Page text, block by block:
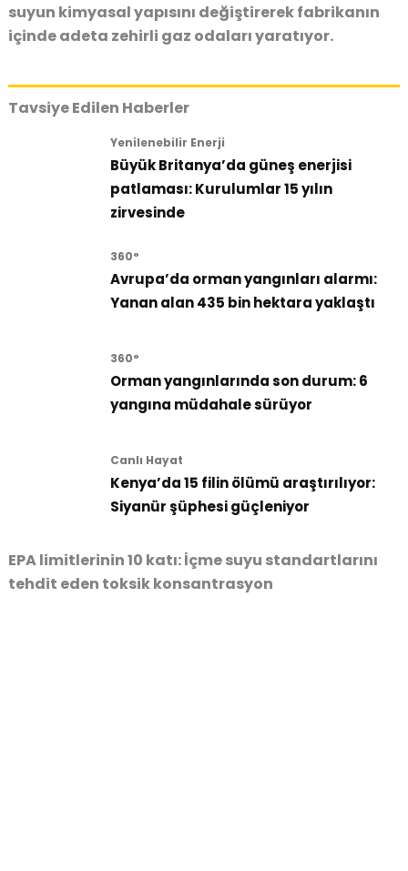
suyun kimyasal yapısını değiştirerek fabrikanın
içinde adeta zehirli gaz odaları yaratıyor.
Tavsiye Edilen Haberler
Yenilenebilir Enerji
Büyük Britanya’da güneş enerjisi
patlaması: Kurulumlar 15 yılın
zirvesinde
360°
Avrupa’da orman yangınları alarmı:
Yanan alan 435 bin hektara yaklaştı
360°
Orman yangınlarında son durum: 6
yangına müdahale sürüyor
Canlı Hayat
Kenya’da 15 filin ölümü araştırılıyor:
Siyanür şüphesi güçleniyor
EPA limitlerinin 10 katı: İçme suyu standartlarını
tehdit eden toksik konsantrasyon